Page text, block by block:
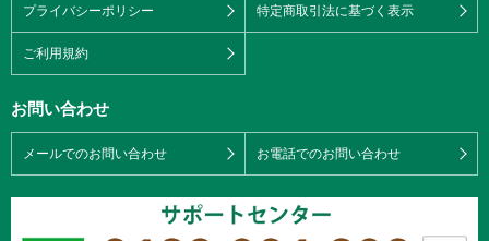
プライバシーポリシー 特定商取引法に基づく表示
ご利用規約
お問い合わせ
メールでのお問い合わせ お電話でのお問い合わせ